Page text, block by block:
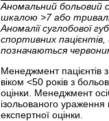
Аномальний больовий
шкалою >7 або
Аномалії суглобової
спортивних
позначаються
Менеджмент пацієнтів
віком <50 років з
оцінки. Менеджмент
ізольованого ураження
експертної оцінки.